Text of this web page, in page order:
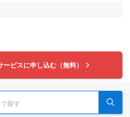
ービスに申し込む（無料）